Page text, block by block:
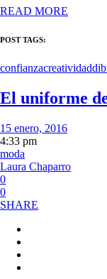
READ MORE
POST TAGS:
confianzacreatividad
El uniforme
15 enero, 2016
4:33 pm
moda
Laura Chaparro
0
0
SHARE